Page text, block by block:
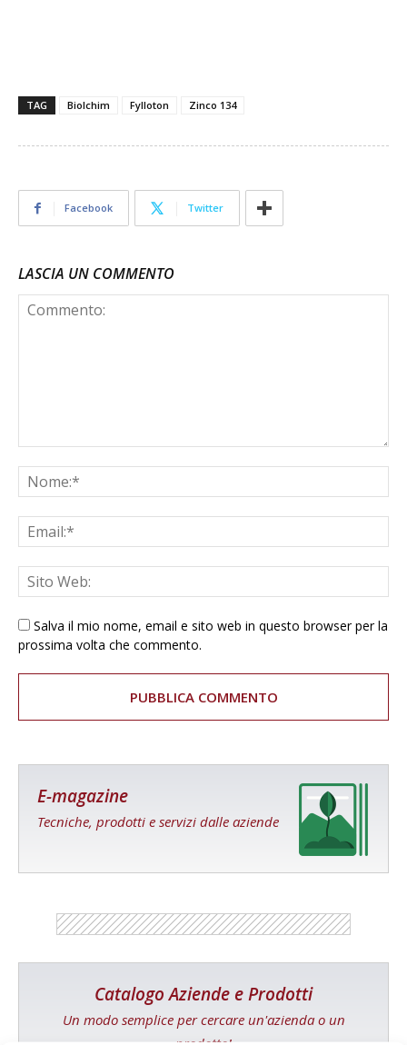
TAG Biolchim Fylloton Zinco 134
Facebook Twitter
LASCIA UN COMMENTO
Salva il mio nome, email e sito web in questo browser per la
prossima volta che commento.
E-magazine
Tecniche, prodotti e servizi dalle aziende
Catalogo Aziende e Prodotti
Un modo semplice per cercare un'azienda o un